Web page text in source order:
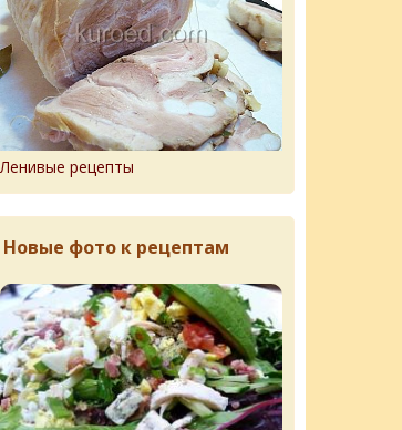
Ленивые рецепты
Новые фото к рецептам